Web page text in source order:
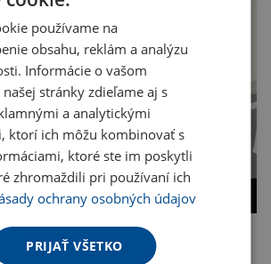
používame na
obsahu, reklám a analýzu
Informácie o vašom
stránky zdieľame aj s
a analytickými
ktorí ich môžu kombinovať s
ktoré ste im poskytli
zhromaždili pri používaní ich
ochrany osobných údajov
PRIJAŤ VŠETKO